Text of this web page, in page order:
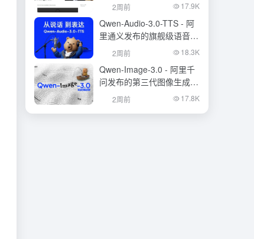
2周前 17.9K
Qwen-Audio-3.0-TTS - 阿
里通义发布的旗舰级语音合
成大模型
2周前 18.3K
Qwen-Image-3.0 - 阿里千
问发布的第三代图像生成基
础模型
2周前 17.8K